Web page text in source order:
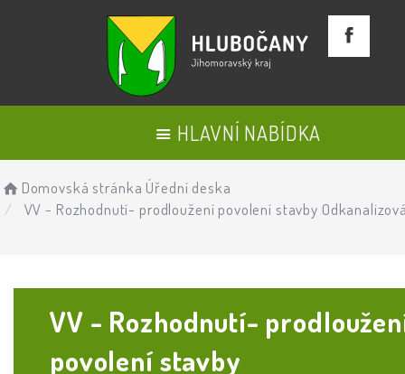
HLAVNÍ NABÍDKA
Domovská stránka Úřední deska
VV - Rozhodnutí- prodloužení povolení stavby
VV - Rozhodnutí-
povolení stavby